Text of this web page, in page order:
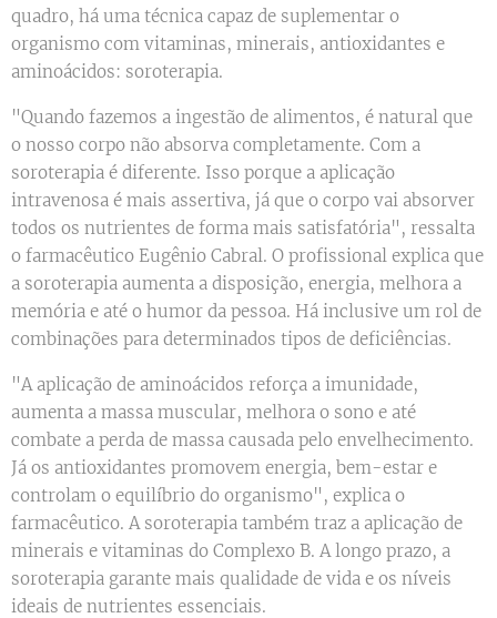
quadro, há uma técnica capaz de suplementar o
organismo com vitaminas, minerais, antioxidantes e
aminoácidos: soroterapia.
"Quando fazemos a ingestão de alimentos, é natural que
o nosso corpo não absorva completamente. Com a
soroterapia é diferente. Isso porque a aplicação
intravenosa é mais assertiva, já que o corpo vai absorver
todos os nutrientes de forma mais satisfatória", ressalta
o farmacêutico Eugênio Cabral. O profissional explica que
a soroterapia aumenta a disposição, energia, melhora a
memória e até o humor da pessoa. Há inclusive um rol de
combinações para determinados tipos de deficiências.
"A aplicação de aminoácidos reforça a imunidade,
aumenta a massa muscular, melhora o sono e até
combate a perda de massa causada pelo envelhecimento.
Já os antioxidantes promovem energia, bem-estar e
controlam o equilíbrio do organismo", explica o
farmacêutico. A soroterapia também traz a aplicação de
minerais e vitaminas do Complexo B. A longo prazo, a
soroterapia garante mais qualidade de vida e os níveis
ideais de nutrientes essenciais.